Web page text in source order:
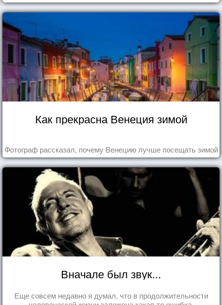
Как прекрасна Венеция зимой
Фотограф рассказал, почему Венецию лучше посещать зимой
Вначале был звук...
Еще совсем недавно я думал, что в продолжительности